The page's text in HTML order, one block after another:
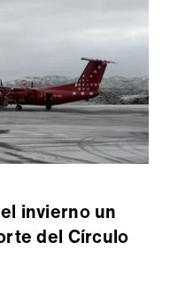
invierno un
del Círculo